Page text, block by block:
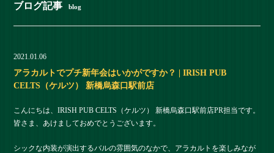
ブログ記事 blog
2021.01.06
アラカルトでプチ新年会はいかがですか？ | IRISH PUB
CELTS（ケルツ） 新橋烏森口駅前店
こんにちは、IRISH PUB CELTS（ケルツ） 新橋烏森口駅前店PR担当です。
皆さま、あけましておめでとうございます。
シックな内装が演出するバルの雰囲気のなかで、アラカルトを楽しみなが